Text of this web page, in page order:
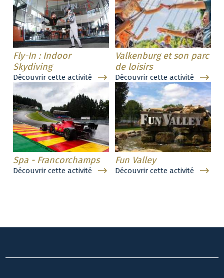
Fly-In : Indoor
Skydiving
Découvrir cette activité
Valkenburg et son parc
de loisirs
Découvrir cette activité
Spa - Francorchamps
Découvrir cette activité
Fun Valley
Découvrir cette activité